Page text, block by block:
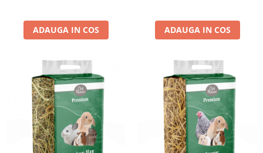
ADAUGA IN COS ADAUGA IN COS